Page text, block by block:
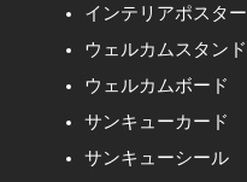
インテリアポスター
ウェルカムスタンド
ウェルカムボード
サンキューカード
サンキューシール